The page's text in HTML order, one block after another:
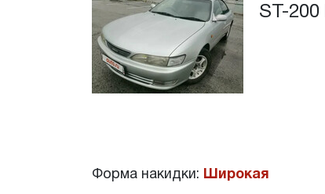
ST-
Форма накидки: Широкая